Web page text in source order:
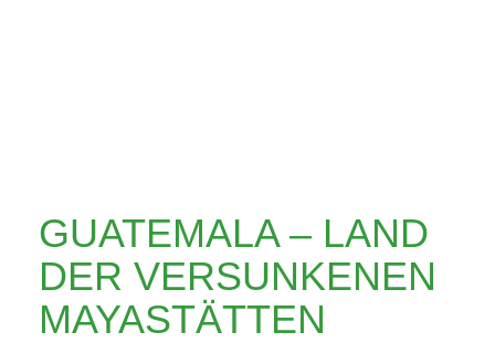
GUATEMALA – LAND
DER VERSUNKENEN
MAYASTÄTTEN